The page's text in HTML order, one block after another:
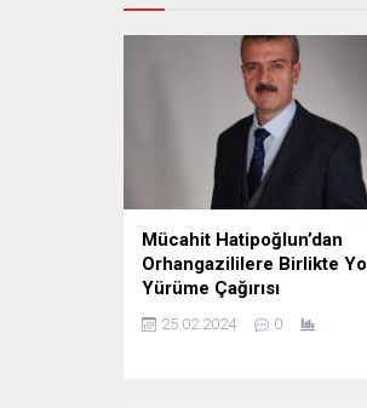
Mücahit Hatipoğlun’dan
Orhangazililere Birlikte Yol
Yürüme Çağırısı
25.02.2024 0